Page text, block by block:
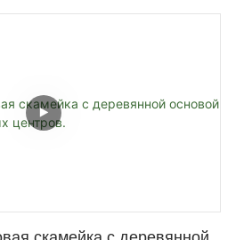
и водонепроницаемому. Он может
дворы, сады, у бассейна и гостиные.